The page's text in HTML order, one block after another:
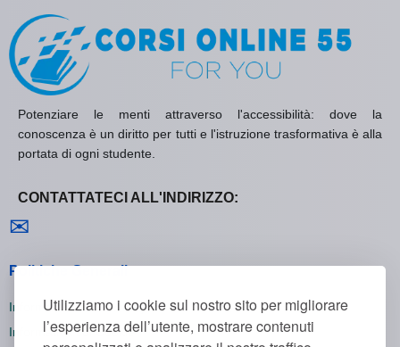
Utilizziamo i cookie sul nostro sito per migliorare
l’esperienza dell’utente, mostrare contenuti
Potenziare le menti attraverso l'accessibilità: dove la
conoscenza è un diritto per tutti e l'istruzione trasformativa è alla
portata di ogni studente.
CONTATTATECI ALL'INDIRIZZO:
✉
Politiche Generali
Informativa sulla Privacy
Informativa sui Cookie